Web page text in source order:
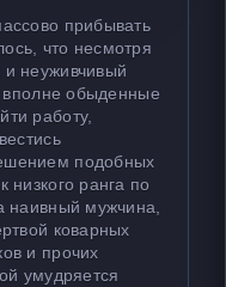
прибывать
что несмотря
неуживчивый
вполне обыденные
работу,
подобных
низкого ранга по
наивный мужчина,
коварных
и прочих
умудряется